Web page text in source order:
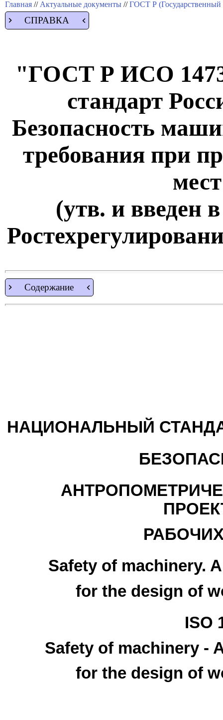
Главная // Актуальные документы //ГОСТ Р (Государственный
СПРАВКА
"ГОСТ Р ИСО
стандарт
Безопасность
требования при
(утв. и введен
Содержание
НАЦИОНАЛЬНЫЙ
Safety of machinery.
for the design of
ISO
Safety of machinery -
for the design of